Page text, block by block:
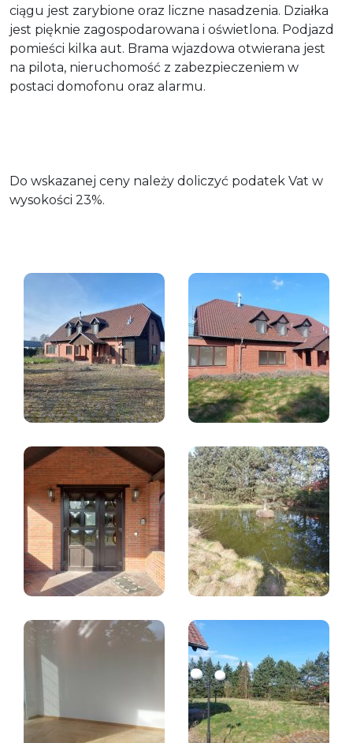
ciągu jest zarybione oraz liczne nasadzenia. Działka
jest pięknie zagospodarowana i oświetlona. Podjazd
pomieści kilka aut. Brama wjazdowa otwierana jest
na pilota, nieruchomość z zabezpieczeniem w
postaci domofonu oraz alarmu.
Do wskazanej ceny należy doliczyć podatek Vat w
wysokości 23%.